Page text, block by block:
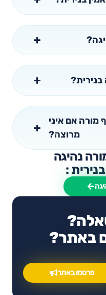
בנירית?
מורה אם איני
מרוצה?
נהיגה
:
באתר?
פרסמו באתר